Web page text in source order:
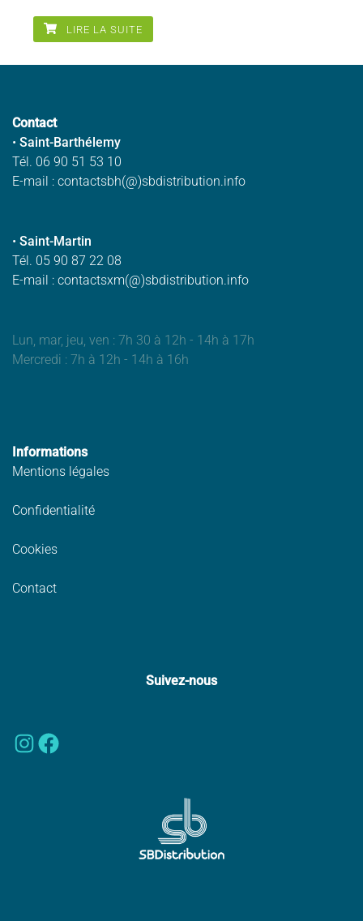
LIRE LA SUITE
Contact
• Saint-Barthélemy
Tél. 06 90 51 53 10
E-mail : contactsbh(@)sbdistribution.info
• Saint-Martin
Tél. 05 90 87 22 08
E-mail : contactsxm(@)sbdistribution.info
Lun, mar, jeu, ven : 7h 30 à 12h - 14h à 17h
Mercredi : 7h à 12h - 14h à 16h
Informations
Mentions légales
Confidentialité
Cookies
Contact
Suivez-nous
Instagram
Facebook